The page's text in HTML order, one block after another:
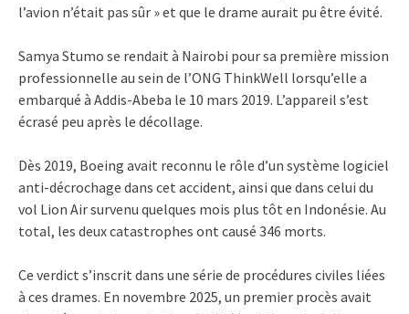
l’avion n’était pas sûr » et que le drame aurait pu être évité.
Samya Stumo se rendait à Nairobi pour sa première mission
professionnelle au sein de l’ONG ThinkWell lorsqu’elle a
embarqué à Addis-Abeba le 10 mars 2019. L’appareil s’est
écrasé peu après le décollage.
Dès 2019, Boeing avait reconnu le rôle d’un système logiciel
anti-décrochage dans cet accident, ainsi que dans celui du
vol Lion Air survenu quelques mois plus tôt en Indonésie. Au
total, les deux catastrophes ont causé 346 morts.
Ce verdict s’inscrit dans une série de procédures civiles liées
à ces drames. En novembre 2025, un premier procès avait